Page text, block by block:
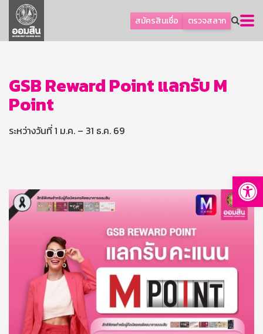
สมัครสินเชื่อ ตรวจสลาก
ลูกค้าธุรกิจ
ลูกค้าผู้ประกอบรายย่อย
ออมเพื่อสุข
เกี่ยวกับธนาคาร
ติดต่อเรา
TH
EN
GSB Society
GSB Reward Point แลกรับ M
Point
ระหว่างวันที่ 1 ม.ค. – 31 ธ.ค. 69